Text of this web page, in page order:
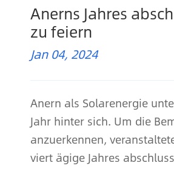
Anerns Jahres
zu feiern
Jan 04, 2024
Anern als Solarenergie
Jahr hinter sich. Um die
anzuerkennen,
viert ägige Jahres